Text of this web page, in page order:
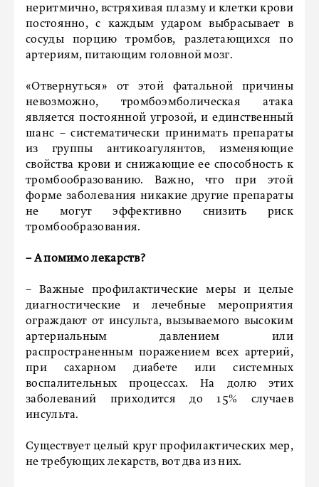
неритмично, встряхивая плазму и клетки крови
постоянно, с каждым ударом выбрасывает в
сосуды порцию тромбов, разлетающихся по
артериям, питающим головной мозг.
«Отвернуться» от этой фатальной причины
невозможно, тромбоэмболическая атака
является постоянной угрозой, и единственный
шанс – систематически принимать препараты
из группы антикоагулянтов, изменяющие
свойства крови и снижающие ее способность к
тромбообразованию. Важно, что при этой
форме заболевания никакие другие препараты
не могут эффективно снизить риск
тромбообразования.
– А помимо лекарств?
– Важные профилактические меры и целые
диагностические и лечебные мероприятия
ограждают от инсульта, вызываемого высоким
артериальным давлением или
распространенным поражением всех артерий,
при сахарном диабете или системных
воспалительных процессах. На долю этих
заболеваний приходится до 15% случаев
инсульта.
Существует целый круг профилактических мер,
не требующих лекарств, вот два из них.